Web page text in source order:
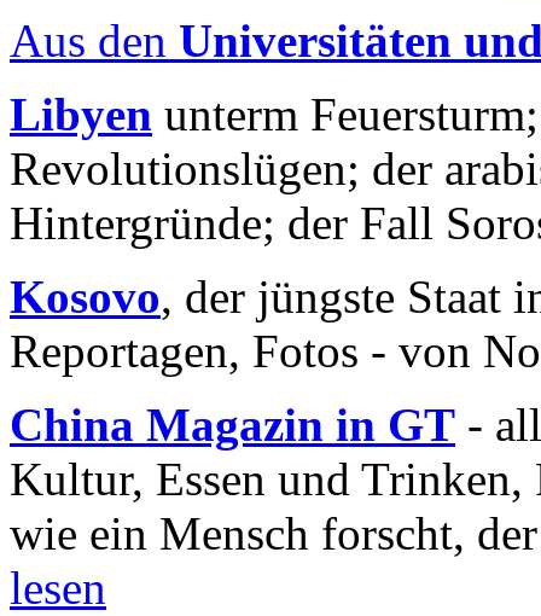
Aus den Universitäten
Libyen unterm
Revolutionslügen; der
Hintergründe; der Fall
Kosovo, der jüngste Staat
Reportagen, Fotos - von
China Magazin in GT -
Kultur, Essen und
wie ein Mensch forscht,
lesen